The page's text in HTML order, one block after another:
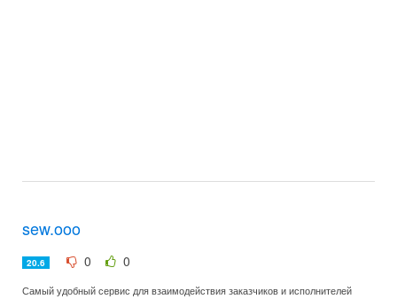
sew.ooo
20.6 0 0
Самый удобный сервис для взаимодействия заказчиков и исполнителей